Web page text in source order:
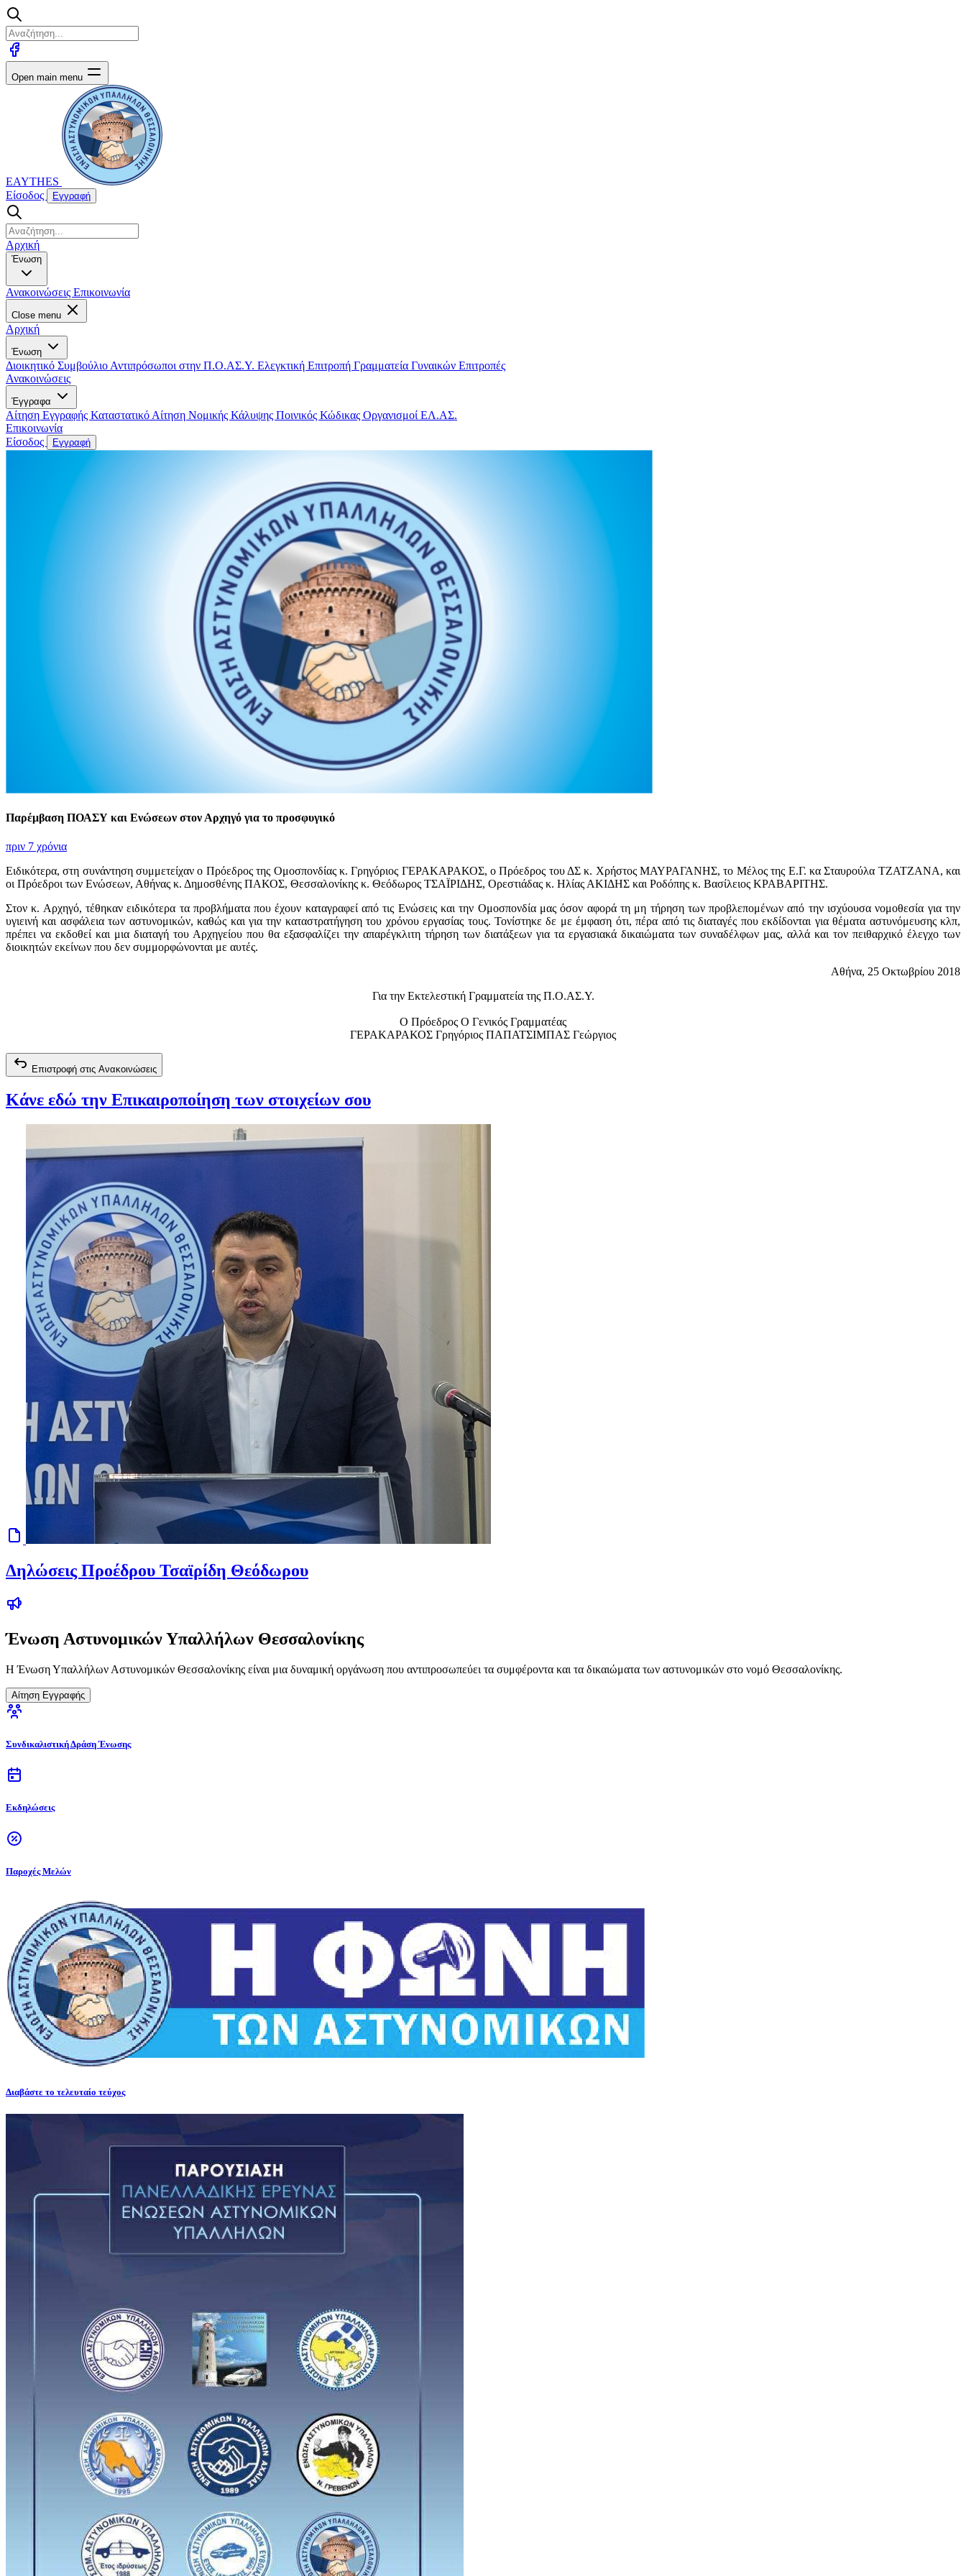
Open main menu
EAYTHES
Είσοδος
Εγγραφή
Αρχική
Ένωση
Ανακοινώσεις Επικοινωνία
Close menu
Αρχική
Ένωση
Διοικητικό Συμβούλιο Αντιπρόσωποι στην Π.Ο.ΑΣ.Υ. Ελεγκτική Επιτροπή Γραμματεία Γυναικών Επιτροπές
Ανακοινώσεις
Έγγραφα
Αίτηση Εγγραφής Καταστατικό Αίτηση Νομικής Κάλυψης Ποινικός Κώδικας Οργανισμοί ΕΛ.ΑΣ.
Επικοινωνία
Είσοδος
Εγγραφή
Παρέμβαση ΠΟΑΣΥ και Ενώσεων στον Αρχηγό για το προσφυγικό
πριν 7 χρόνια
Ειδικότερα, στη συνάντηση συμμετείχαν ο Πρόεδρος της Ομοσπονδίας κ. Γρηγόριος ΓΕΡΑΚΑΡΑΚΟΣ, ο Πρόεδρος του ΔΣ κ. Χρήστος ΜΑΥΡΑΓΑΝΗΣ, το Μέλος της Ε.Γ. κα Σταυρούλα ΤΖΑΤΖΑΝΑ, και
οι Πρόεδροι των Ενώσεων, Αθήνας κ. Δημοσθένης ΠΑΚΟΣ, Θεσσαλονίκης κ. Θεόδωρος ΤΣΑΪΡΙΔΗΣ, Ορεστιάδας κ. Ηλίας ΑΚΙΔΗΣ και Ροδόπης κ. Βασίλειος ΚΡΑΒΑΡΙΤΗΣ.
Στον κ. Αρχηγό, τέθηκαν ειδικότερα τα προβλήματα που έχουν καταγραφεί από τις Ενώσεις και την Ομοσπονδία μας όσον αφορά τη μη τήρηση των προβλεπομένων από την ισχύουσα νομοθεσία για την
υγιεινή και ασφάλεια των αστυνομικών, καθώς και για την καταστρατήγηση του χρόνου εργασίας τους. Τονίστηκε δε με έμφαση ότι, πέρα από τις διαταγές που εκδίδονται για θέματα αστυνόμευσης κλπ,
πρέπει να εκδοθεί και μια διαταγή του Αρχηγείου που θα εξασφαλίζει την απαρέγκλιτη τήρηση των διατάξεων για τα εργασιακά δικαιώματα των συναδέλφων μας, αλλά και τον πειθαρχικό έλεγχο των
διοικητών εκείνων που δεν συμμορφώνονται με αυτές.
Αθήνα, 25 Οκτωβρίου 2018
Για την Εκτελεστική Γραμματεία της Π.Ο.ΑΣ.Υ.
O Πρόεδρος Ο Γενικός Γραμματέας
ΓΕΡΑΚΑΡΑΚΟΣ Γρηγόριος ΠΑΠΑΤΣΙΜΠΑΣ Γεώργιος
Επιστροφή στις Ανακοινώσεις
Κάνε εδώ την Επικαιροποίηση των στοιχείων σου
Δηλώσεις Προέδρου Τσαϊρίδη Θεόδωρου
Ένωση Αστυνομικών Υπαλλήλων Θεσσαλονίκης
Η Ένωση Υπαλλήλων Αστυνομικών Θεσσαλονίκης είναι μια δυναμική οργάνωση που αντιπροσωπεύει τα συμφέροντα και τα δικαιώματα των αστυνομικών στο νομό Θεσσαλονίκης.
Αίτηση Εγγραφής
Συνδικαλιστική Δράση Ένωσης
Εκδηλώσεις
Παροχές Μελών
Διαβάστε το τελευταίο τεύχος